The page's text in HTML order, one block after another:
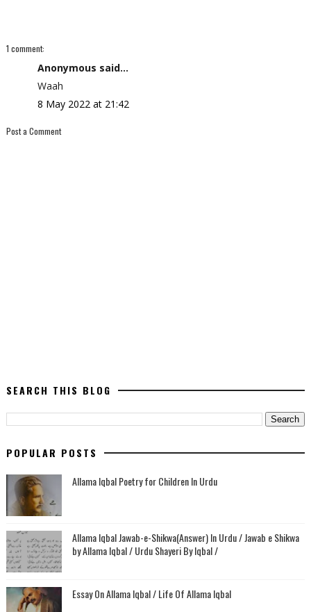
1 comment:
Anonymous said...
Waah
8 May 2022 at 21:42
Post a Comment
SEARCH THIS BLOG
POPULAR POSTS
Allama Iqbal Poetry for Children In Urdu
Allama Iqbal Jawab-e-Shikwa(Answer) In Urdu / Jawab e Shikwa
by Allama Iqbal / Urdu Shayeri By Iqbal /
Essay On Allama Iqbal / Life Of Allama Iqbal